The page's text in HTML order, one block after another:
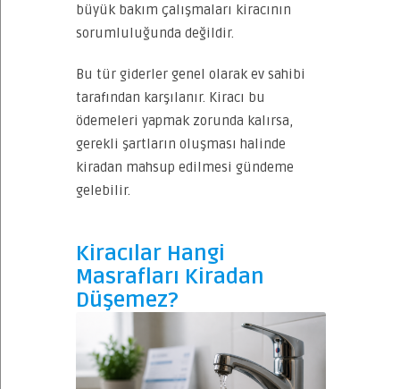
büyük bakım çalışmaları kiracının
sorumluluğunda değildir.
Bu tür giderler genel olarak ev sahibi
tarafından karşılanır. Kiracı bu
ödemeleri yapmak zorunda kalırsa,
gerekli şartların oluşması halinde
kiradan mahsup edilmesi gündeme
gelebilir.
Kiracılar Hangi
Masrafları Kiradan
Düşemez?